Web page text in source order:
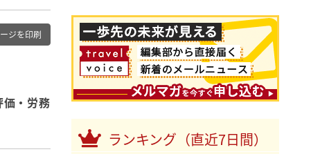
ジを印刷
・労務
ランキング（直近7日間）